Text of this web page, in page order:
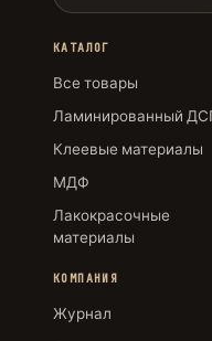
КАТАЛОГ
Все товары
Ламинированный
Клеевые материалы
МДФ
Лакокрасочные
материалы
КОМПАНИЯ
Журнал